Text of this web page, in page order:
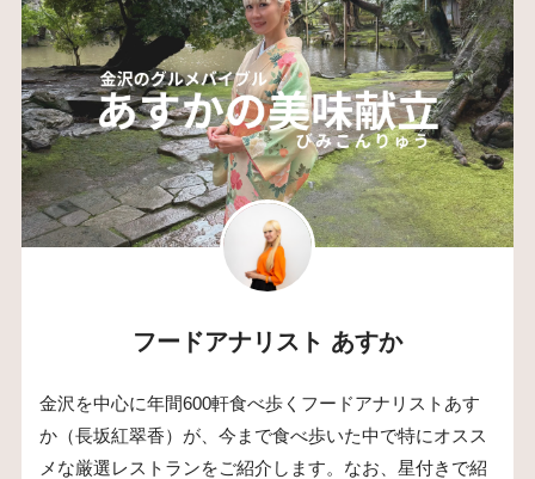
フードアナリスト あすか
金沢を中心に年間600軒食べ歩くフードアナリストあす
か（長坂紅翠香）が、今まで食べ歩いた中で特にオスス
メな厳選レストランをご紹介します。なお、星付きで紹